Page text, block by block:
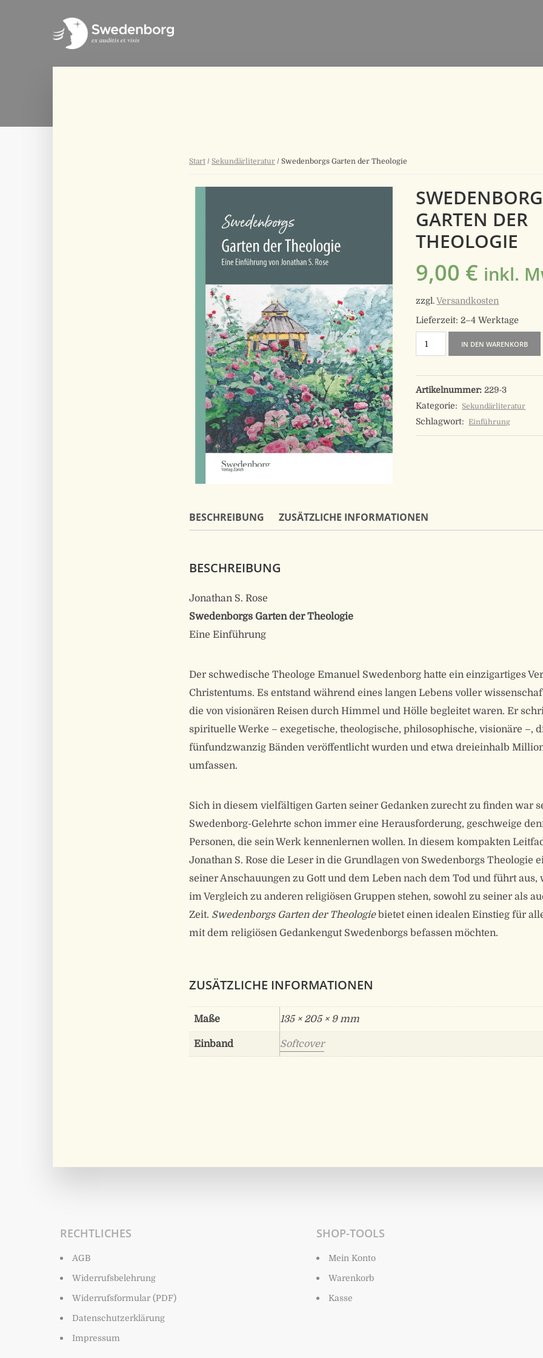
Start / Sekundärliteratur / Swedenborgs Garten der Theologie
GARTEN DER
THEOLOGIE
9,00 € inkl.
zzgl.Versandkosten
Lieferzeit:2–4 Werktage
Swedenborgs
Garten
der
Theologie
Menge
IN DEN WARENKORB
Artikelnummer:229-3
Kategorie:
Sekundärliteratur
Schlagwort: Einführung
BESCHREIBUNG ZUSÄTZLICHE INFORMATIONEN
BESCHREIBUNG
Jonathan S. Rose
Swedenborgs Garten der Theologie
Eine Einführung
Der schwedische Theologe Emanuel Swedenborg hatte ein einzigartiges
Christentums. Es entstand während eines langen Lebens voller
die von visionären Reisen durch Himmel und Hölle begleitet waren. Er
spirituelle Werke – exegetische, theologische, philosophische, visionäre –,
fünfundzwanzig Bänden veröffentlicht wurden und etwa dreieinhalb
umfassen.
Sich in diesem vielfältigen Garten seiner Gedanken zurecht zu finden war
Swedenborg-Gelehrte schon immer eine Heraus­forderung, geschweige
Personen, die sein Werk kennenlernen wollen. In diesem kompakten
Jonathan S. Rose die Leser in die Grundlagen von Swedenborgs Theologie
seiner Anschauungen zu Gott und dem Leben nach dem Tod und führt aus,
im Vergleich zu anderen religiösen Gruppen stehen, sowohl zu seiner als
Zeit. Swedenborgs Garten der Theologiebietet einen idealen Einstieg für
mit dem religiösen Gedankengut Swedenborgs befassen möchten.
ZUSÄTZLICHE INFORMATIONEN
Maße 135 × 205 × 9 mm
Einband Softcover
RECHTLICHES
AGB
Widerrufsbelehrung
Widerrufsformular (PDF)
Datenschutzerklärung
Impressum
SHOP-TOOLS
Mein Konto
Warenkorb
Kasse